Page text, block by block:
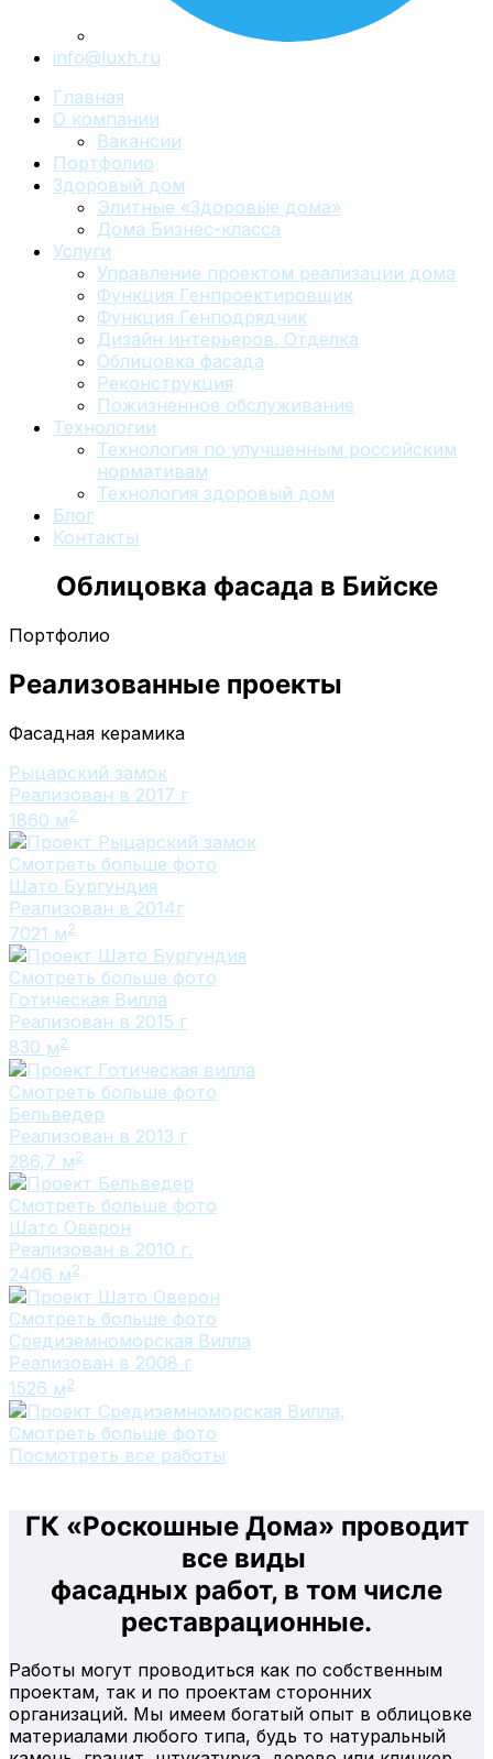
info@luxh.ru
Главная
О компании
Вакансии
Портфолио
Здоровый дом
Элитные «Здоровые дома»
Дома Бизнес-класса
Услуги
Управление проектом реализации дома
Функция Генпроектировщик
Функция Генподрядчик
Дизайн интерьеров. Отделка
Облицовка фасада
Реконструкция
Пожизненное обслуживание
Технологии
Технология по улучшенным российским
нормативам
Технология здоровый дом
Блог
Контакты
Облицовка фасада в Бийске
Портфолио
Реализованные проекты
Фасадная керамика
Рыцарский замок
Реализован в 2017 г
1860 м2
Смотреть больше фото
Шато Бургундия
Реализован в 2014г
7021 м2
Смотреть больше фото
Готическая Вилла
Реализован в 2015 г
830 м2
Смотреть больше фото
Бельведер
Реализован в 2013 г
286,7 м2
Смотреть больше фото
Шато Оверон
Реализован в 2010 г.
2406 м2
Смотреть больше фото
Средиземноморская Вилла
Реализован в 2008 г
1526 м2
Смотреть больше фото
Посмотреть все работы
ГК «Роскошные Дома» проводит
все виды
фасадных работ, в том числе
реставрационные.
Работы могут проводиться как по собственным
проектам, так и по проектам сторонних
организаций. Мы имеем богатый опыт в облицовке
материалами любого типа, будь то натуральный